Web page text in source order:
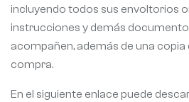
incluyendo todos sus envoltorios
instrucciones y demás
acompañen, además de una copia
compra.
En el siguiente enlace puede